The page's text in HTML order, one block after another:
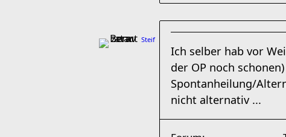
Steif
Ich selber hab vor
der OP noch
Spontanheilung/
nicht alternativ ...